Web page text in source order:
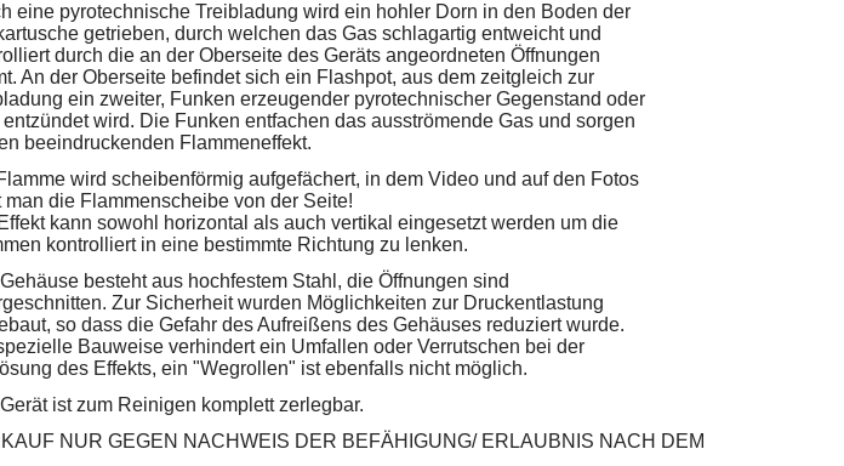
eine pyrotechnische Treibladung wird ein hohler Dorn in den Boden der
getrieben, durch welchen das Gas schlagartig entweicht und
durch die an der Oberseite des Geräts angeordneten Öffnungen
An der Oberseite befindet sich ein Flashpot, aus dem zeitgleich zur
ein zweiter, Funken erzeugender pyrotechnischer Gegenstand oder
entzündet wird. Die Funken entfachen das ausströmende Gas und sorgen
beeindruckenden Flammeneffekt.
wird scheibenförmig aufgefächert, in dem Video und auf den Fotos
man die Flammenscheibe von der Seite!
kann sowohl horizontal als auch vertikal eingesetzt werden um die
kontrolliert in eine bestimmte Richtung zu lenken.
besteht aus hochfestem Stahl, die Öffnungen sind
Zur Sicherheit wurden Möglichkeiten zur Druckentlastung
so dass die Gefahr des Aufreißens des Gehäuses reduziert wurde.
Bauweise verhindert ein Umfallen oder Verrutschen bei der
des Effekts, ein "Wegrollen" ist ebenfalls nicht möglich.
ist zum Reinigen komplett zerlegbar.
NUR GEGEN NACHWEIS DER BEFÄHIGUNG/ ERLAUBNIS NACH DEM